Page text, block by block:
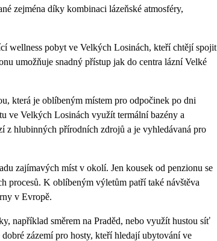
zejména díky kombinaci lázeňské atmosféry,
wellness pobyt ve Velkých Losinách, kteří chtějí spojit
umožňuje snadný přístup jak do centra lázní Velké
která je oblíbeným místem pro odpočinek po dni
ve Velkých Losinách využít termální bazény a
z hlubinných přírodních zdrojů a je vyhledávaná pro
zajímavých míst v okolí. Jen kousek od penzionu se
procesů. K oblíbeným výletům patří také návštěva
v Evropě.
například směrem na Praděd, nebo využít hustou síť
zázemí pro hosty, kteří hledají ubytování ve